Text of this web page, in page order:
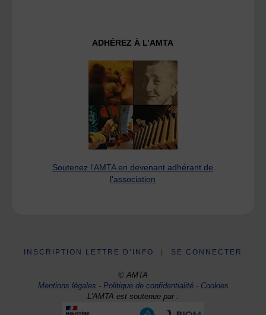
ADHÉREZ À L’AMTA
Soutenez l'AMTA en devenant adhérant de
l'association
INSCRIPTION LETTRE D’INFO SE CONNECTER
© AMTA
Mentions légales -Politique de confidentialité- Cookies
L'AMTA est soutenue par :